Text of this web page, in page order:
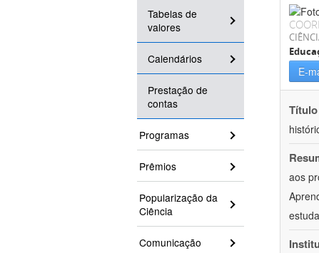
Tabelas de
valores
Calendários
Prestação de
contas
Programas
Prêmios
Popularização da
Ciência
Comunicação
E-
aos